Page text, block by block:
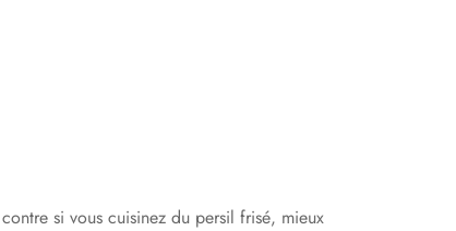
si vous cuisinez du persil frisé, mieux